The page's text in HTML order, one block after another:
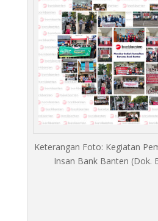
Keterangan Foto: Kegiatan
Insan Bank Banten (Dok.